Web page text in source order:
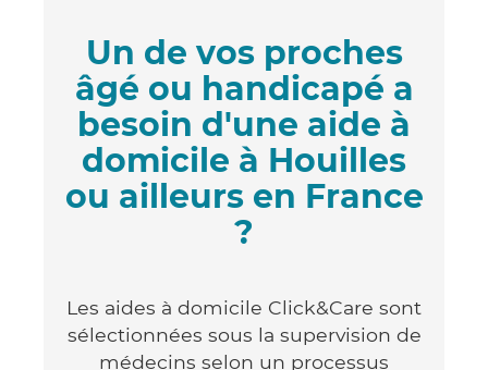
Un de vos proches
âgé ou handicapé a
besoin d'une aide à
domicile à Houilles
ou ailleurs en France
?
Les aides à domicile Click&Care sont
sélectionnées sous la supervision de
médecins selon un processus